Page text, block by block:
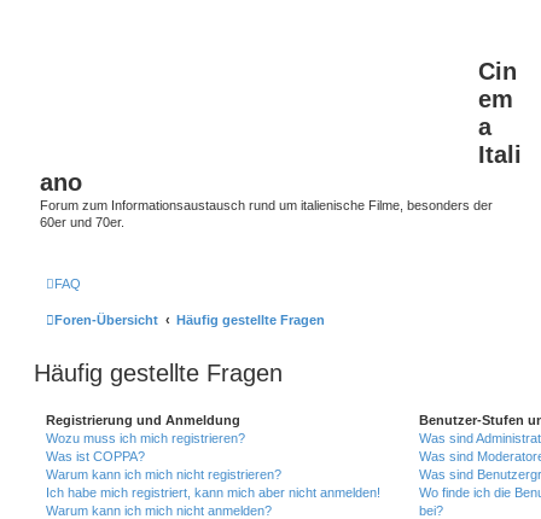
Cin
em
a
Itali
ano
Forum zum Informationsaustausch rund um italienische Filme, besonders der
60er und 70er.
FAQ
Foren-Übersicht Häufig gestellte Fragen
Häufig gestellte Fragen
Registrierung und Anmeldung
Wozu muss ich mich registrieren?
Was ist COPPA?
Warum kann ich mich nicht registrieren?
Ich habe mich registriert, kann mich aber nicht anmelden!
Warum kann ich mich nicht anmelden?
Benutzer-Stufen
Was sind
Was sind
Was sind
Wo finde ich die
bei?